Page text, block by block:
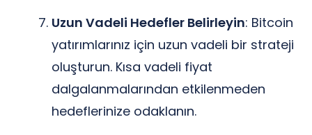
Uzun Vadeli Hedefler Belirleyin: Bitcoin
yatırımlarınız için uzun vadeli bir strateji
oluşturun. Kısa vadeli fiyat
dalgalanmalarından etkilenmeden
hedeflerinize odaklanın.